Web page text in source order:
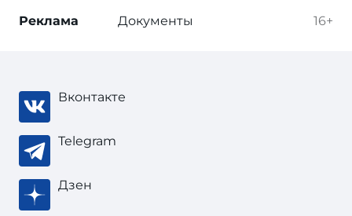
16+
Реклама Документы
Вконтакте
Telegram
Дзен